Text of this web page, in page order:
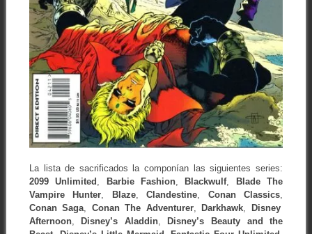
La lista de sacrificados la componían las siguientes series:
2099 Unlimited
Barbie Fashion Blackwulf,
Blade The
Vampire Hunter
Blaze, Clandestine Conan Classics
Conan Saga
Conan The Adventurer, Darkhawk
Disney
Afternoon, Disney’s Aladdin,
Disney’s Beauty and the